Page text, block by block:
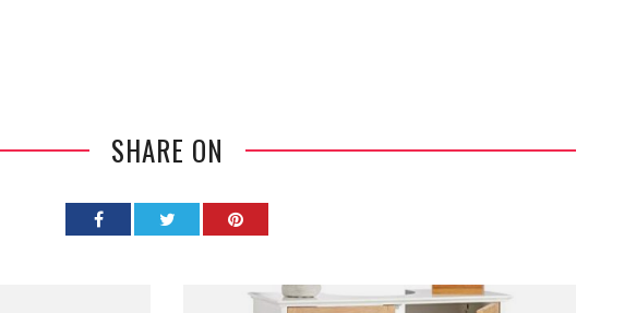
SHARE ON